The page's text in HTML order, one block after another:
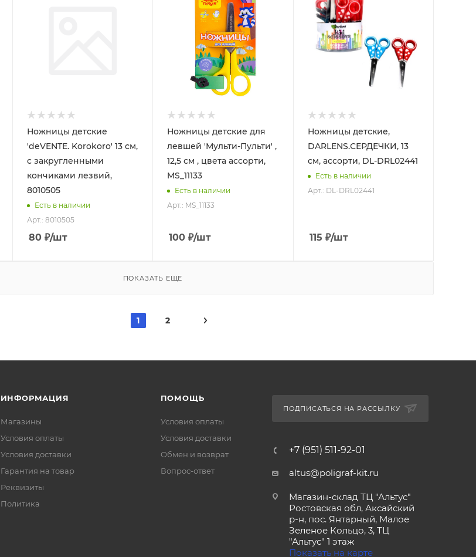
Ножницы детские
'deVENTE. Korokoro' 13 см,
с закругленными
кончиками лезвий,
8010505
Есть в наличии
Арт.: 8010505
80₽/шт
Ножницы детские для
левшей 'Мульти-Пульти' ,
12,5 см , цвета ассорти,
MS_11133
Есть в наличии
Арт.: MS_11133
100 ₽/шт
Ножницы детские,
DARLENS.СЕРДЕЧКИ, 13
см, ассорти, DL-DRL02441
Есть в наличии
Арт.: DL-DRL02441
115 ₽/шт
ПОКАЗАТЬ ЕЩЕ
1 2
ИНФОРМАЦИЯ
Магазины
Условия оплаты
Условия доставки
Гарантия на товар
Реквизиты
Политика
ПОМОЩЬ
Условия оплаты
Условия доставки
Обмен и возврат
Вопрос-ответ
ПОДПИСАТЬСЯ НА РАССЫЛКУ
+7 (951) 511-92-01
altus@poligraf-kit.ru
Магазин-склад ТЦ "Альтус"
Ростовская обл, Аксайский
р-н, пос. Янтарный, Малое
Зеленое Кольцо, 3, ТЦ
"Альтус" 1 этаж
Показать на карте